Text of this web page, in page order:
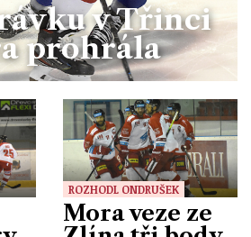
v Třinci
prohrála
ROZHODL ONDRUŠEK
Mora veze ze